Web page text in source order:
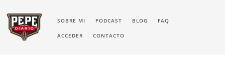
SOBRE MI PODCAST BLOG FAQ
ACCEDER CONTACTO